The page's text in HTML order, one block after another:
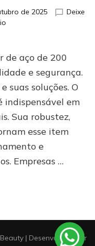
de 2025
Deixe
em
tambor
aço
de
200
litros
em
Guarulhos
de aço de 200
e segurança.
suas soluções. O
indispensável em
Sua robustez,
esse item
e
Empresas …
| Desenvolvido por